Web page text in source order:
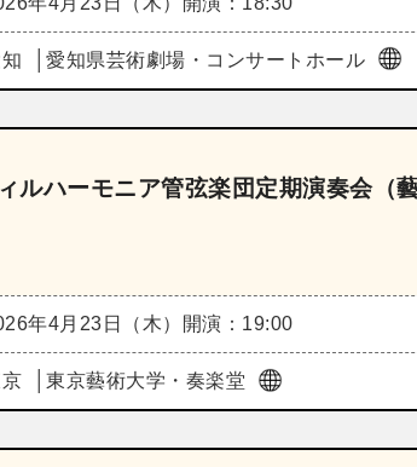
愛知県芸術劇場・コンサートホール
ルハーモニア管弦楽団定期演奏会（
年4月23日（木） 開演：19:00
東京藝術大学・奏楽堂